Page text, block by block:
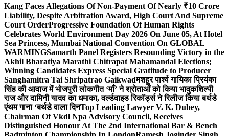
Kang Faces Allegations Of Non-Payment Of Nearly ₹10 Crore
Liability, Despite Arbitration Award, High Court And Supreme
Court OrderProgressive Foundation Of Human Rights
Celebrates World Environment Day 2026 On June 05, At Hotel
Sea Princess, Mumbai National Convention On GLOBAL
WARMINGSamarth Panel Registers Resounding Victory in the
Akhil Bharatiya Marathi Chitrapat Mahamandal Elections;
Winning Candidates Express Special Gratitude to Producer
Sanghamitra Tai Shripatrao Gaikwadमशहूर पार्श्व गायिका प्रियंका
सिंह की आवाज में भोजपुरी लोकगीत ‘माँ’ ने श्रोताओं को किया भावुकशिल्पी
राज और दामिनी यादव का धमाका, वर्ल्डवाइड रिकॉर्ड्स ने रिलीज किया बर्थडे
एंथम गाना ‘बर्थडे वाला दिनTop Leading Lawyer V. K. Dubey,
Chairman Of Vkdl Npa Advisory Council, Receives
Distinguished Honour At The 2nd International Bar & Bench